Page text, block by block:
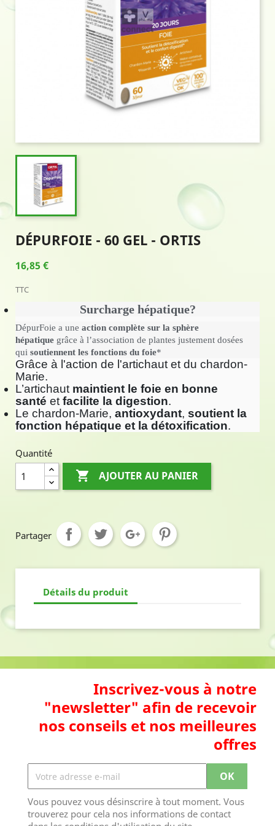
DÉPURFOIE - 60 GEL - ORTIS
16,85 €
TTC
Surcharge hépatique?
DépurFoie a une action complète sur la sphère
hépatique grâce à l’association de plantes justement dosées
qui soutiennent les fonctions du foie*
Grâce à l'action de l'artichaut et du chardon-
Marie.
L’artichaut maintient le foie en bonne
santé et facilite la digestion.
Le chardon-Marie, antioxydant, soutient la
fonction hépatique et la détoxification.
Quantité
 AJOUTER AU PANIER
Partager
Détails du produit
Inscrivez-vous à notre
"newsletter" afin de recevoir
nos conseils et nos meilleures
offres
Vous pouvez vous désinscrire à tout moment. Vous
trouverez pour cela nos informations de contact